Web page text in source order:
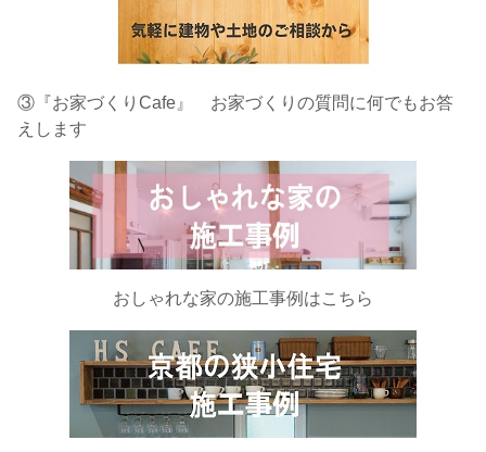
③『お家づくりCafe』 お家づくりの質問に何でもお答
えします
おしゃれな家の施工事例はこちら